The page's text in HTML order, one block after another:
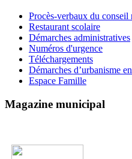
Procès-verbaux du conseil
Restaurant scolaire
Démarches administratives
Numéros d'urgence
Téléchargements
Démarches d’urbanisme
Espace Famille
Magazine municipal